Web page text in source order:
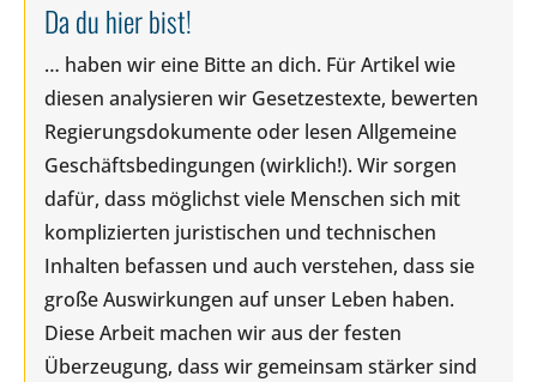
Da du hier bist!
… haben wir eine Bitte an dich. Für Artikel wie
diesen analysieren wir Gesetzestexte, bewerten
Regierungsdokumente oder lesen Allgemeine
Geschäftsbedingungen (wirklich!). Wir sorgen
dafür, dass möglichst viele Menschen sich mit
komplizierten juristischen und technischen
Inhalten befassen und auch verstehen, dass sie
große Auswirkungen auf unser Leben haben.
Diese Arbeit machen wir aus der festen
Überzeugung, dass wir gemeinsam stärker sind